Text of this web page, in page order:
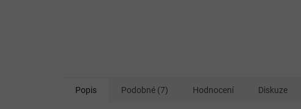
Popis Podobné (7) Hodnocení Diskuze